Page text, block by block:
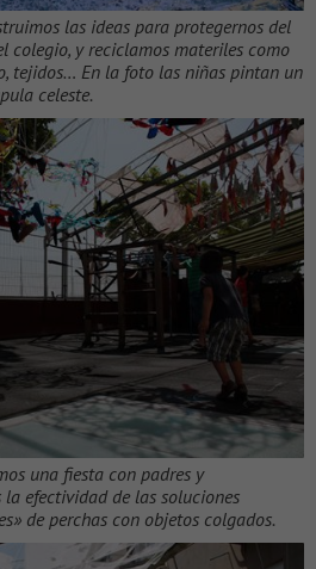
las ideas para protegernos del
colegio, y reciclamos materiles como
tejidos… En la foto las niñas pintan un
celeste.
una fiesta con padres y
efectividad de las soluciones
de perchas con objetos colgados.